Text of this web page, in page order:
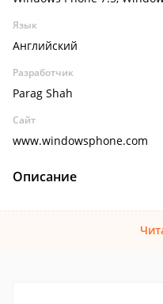
Язык
Английский
Разработчик
Parag Shah
Сайт
www.windowsphone.com
Описание